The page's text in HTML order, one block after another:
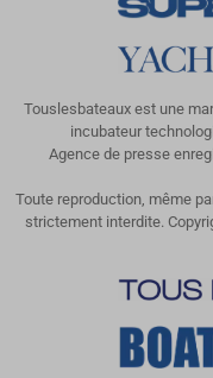
Touslesbateaux est une
incubateur
Agence de presse
Toute reproduction, même
strictement interdite.